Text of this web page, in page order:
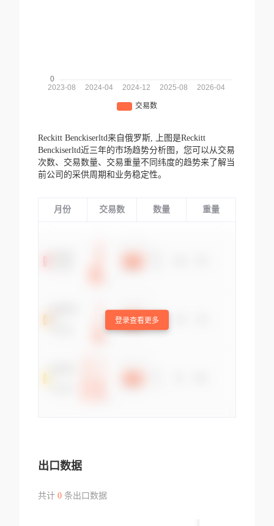
Reckitt Benckiserltd来自俄罗斯,
上图是Reckitt
Benckiserltd近三年的市场趋势分析图，您可以从交易
次数、交易数量、交易重量不同纬度的趋势来了解当
前公司的采供周期和业务稳定性。
月份 交易数 数量 重量
登录查看更多
出口数据
共计 0条出口数据